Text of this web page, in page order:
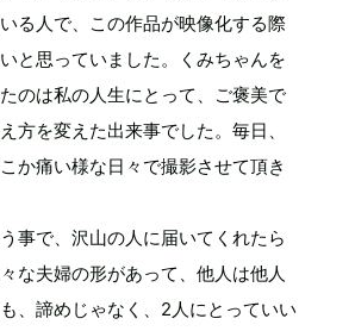
る人で、この作品が映像化する際
と思っていました。くみちゃんを
のは私の人生にとって、ご褒美で
方を変えた出来事でした。毎日、
か痛い様な日々で撮影させて頂き
事で、沢山の人に届いてくれたら
な夫婦の形があって、他人は他人
、諦めじゃなく、2人にとっていい